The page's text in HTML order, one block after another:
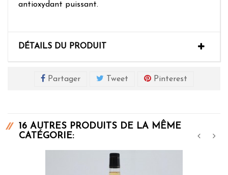
antioxydant puissant.
DÉTAILS DU PRODUIT
Partager Tweet Pinterest
16 AUTRES PRODUITS DE LA MÊME
CATÉGORIE: